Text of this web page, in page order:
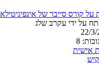
על קורס סייבר של
על ידי עקרב שלג
22/3/
8
אישית